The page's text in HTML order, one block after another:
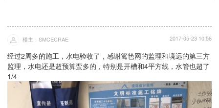
楼主：SMCECRAE 2017-05-23 10:56
经过2周多的施工，水电验收了，感谢篱笆网的监理和境远的第三方
监理，水电还是超预算蛮多的，特别是开槽和4平方线，水管也超了
1/4